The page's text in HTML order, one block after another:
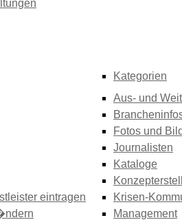
eintragen
Kategorien
Aus- und
Fotos und
Journalisten
Kataloge
Krisen-
Management